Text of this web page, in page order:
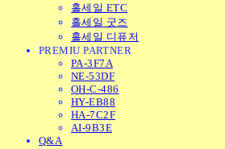
홀세일 ETC
홀세일 굿즈
홀세일 디퓨저
PREMIU PARTNER
PA-3F7A
NE-53DF
OH-C-486
HY-EB88
HA-7C2F
AI-9B3E
Q&A